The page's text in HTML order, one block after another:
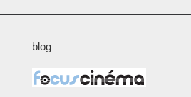
blog